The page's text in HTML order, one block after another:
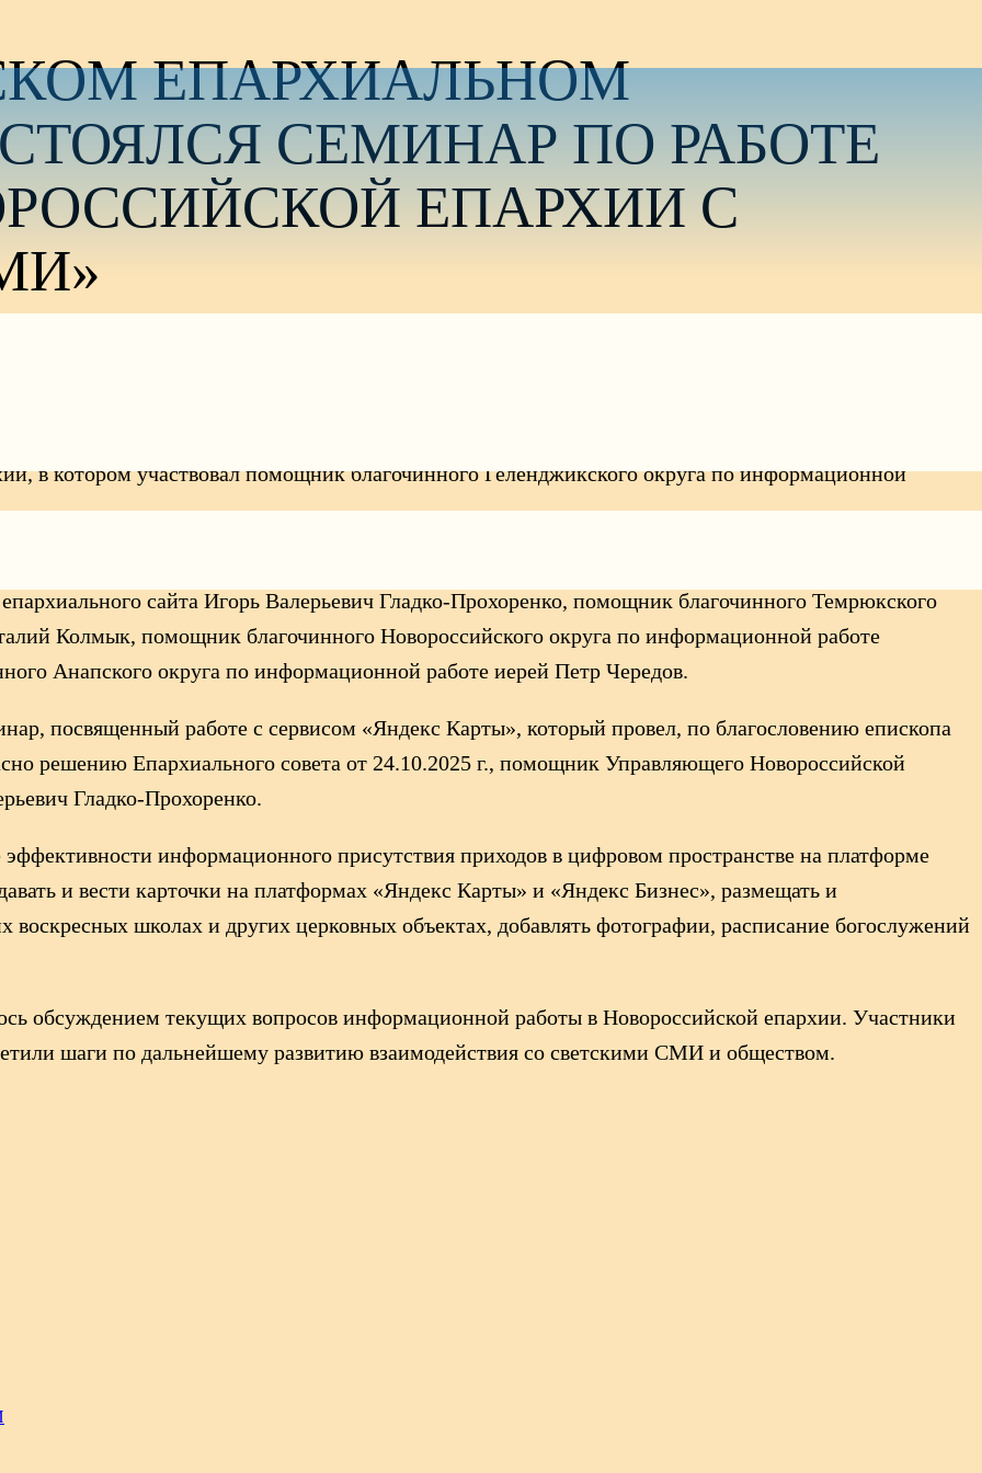
ЕПАРХИАЛЬНОМ
СЕМИНАР ПО РАБОТЕ
ЕПАРХИИ С
управления, состоялось рабочее собрание помощников благочинных по взаимоотношению
в котором участвовал помощник благочинного Геленджикского округа по информационной
информационного Отдела Новороссийской епархии иерей Алексий Кульнев, помощник
сайта Игорь Валерьевич Гладко-Прохоренко, помощник благочинного Темрюкского
Колмык, помощник благочинного Новороссийского округа по информационной работе
Анапского округа по информационной работе иерей Петр Чередов.
посвященный работе с сервисом «Яндекс Карты», который провел, по благословению епископа
решению Епархиального совета от 24.10.2025 г., помощник Управляющего Новороссийской
Гладко-Прохоренко.
информационного присутствия приходов в цифровом пространстве на платформе
и вести карточки на платформах «Яндекс Карты» и «Яндекс Бизнес», размещать и
школах и других церковных объектах, добавлять фотографии, расписание богослужений
обсуждением текущих вопросов информационной работы в Новороссийской епархии. Участники
шаги по дальнейшему развитию взаимодействия со светскими СМИ и обществом.